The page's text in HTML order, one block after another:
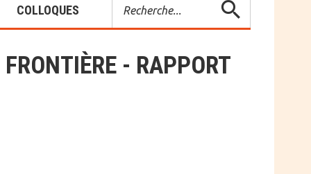
COLLOQUES
Rendus
- RAPPORT